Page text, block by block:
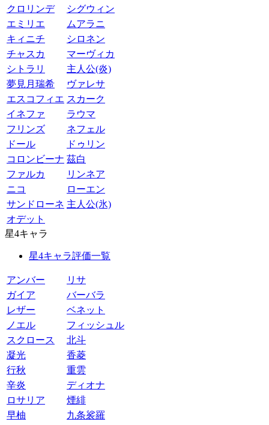
クロリンデ
シグウィン
エミリエ
ムアラニ
キィニチ
シロネン
チャスカ
マーヴィカ
シトラリ
主人公(炎)
夢見月瑞希
ヴァレサ
エスコフィエ スカーク
イネファ
ラウマ
フリンズ
ネフェル
ドール
ドゥリン
コロンビーナ 茲白
ファルカ
リンネア
ニコ
ローエン
サンドローネ 主人公(氷)
オデット
星4キャラ
星4キャラ評価一覧
アンバー
リサ
ガイア
バーバラ
レザー
ベネット
ノエル
フィッシュル
スクロース
北斗
凝光
香菱
行秋
重雲
辛炎
ディオナ
ロサリア
煙緋
早柚
九条裟羅